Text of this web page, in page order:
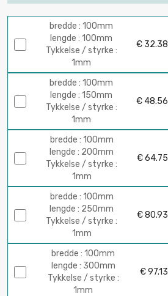
bredde : 100mm
lengde : 100mm
Tykkelse / styrke :
1mm
€ 32.38
bredde : 100mm
lengde : 150mm
Tykkelse / styrke :
1mm
€ 48.56
bredde : 100mm
lengde : 200mm
Tykkelse / styrke :
1mm
€ 64.75
bredde : 100mm
lengde : 250mm
Tykkelse / styrke :
1mm
€ 80.93
bredde : 100mm
lengde : 300mm
Tykkelse / styrke :
1mm
€ 97.13